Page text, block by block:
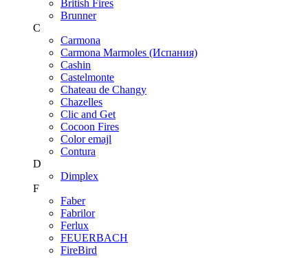
British Fires
Brunner
C
Carmona
Carmona Marmoles (Испания)
Cashin
Castelmonte
Chateau de Changy
Chazelles
Clic and Get
Cocoon Fires
Color emajl
Contura
D
Dimplex
F
Faber
Fabrilor
Ferlux
FEUERBACH
FireBird